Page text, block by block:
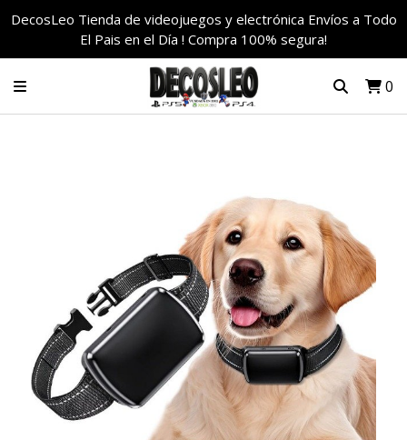
DecosLeo Tienda de videojuegos y electrónica Envíos a Todo
El Pais en el Día ! Compra 100% segura!
0